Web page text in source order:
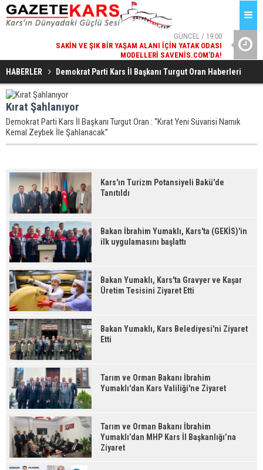
GÜNCEL / 19:00
SAKIN VE ŞIK BIR YAŞAM ALANI İÇIN YATAK ODASI
MODELLERI SAVENIS.COM’DA!
KARS'IN TURIZM POTANSIYELI BAKÜ'DE TANITILDI
HABERLER Demokrat Parti Kars İ̇l Başkanı Turgut Oran Haberleri
Kırat Şahlanıyor
Demokrat Parti Kars İl Başkanı Turgut Oran : “Kırat Yeni Süvarisi Namık
Kemal Zeybek İle Şahlanacak”
Kars'ın Turizm Potansiyeli Bakü'de
Tanıtıldı
Bakan İbrahim Yumaklı, Kars'ta (GEKİS)'in
ilk uygulamasını başlattı
Bakan Yumaklı, Kars'ta Gravyer ve Kaşar
Üretim Tesisini Ziyaret Etti
Bakan Yumaklı, Kars Belediyesi'ni Ziyaret
Etti
Tarım ve Orman Bakanı İbrahim
Yumaklı'dan Kars Valiliği'ne Ziyaret
Tarım ve Orman Bakanı İbrahim
Yumaklı’dan MHP Kars İl Başkanlığı’na
Ziyaret